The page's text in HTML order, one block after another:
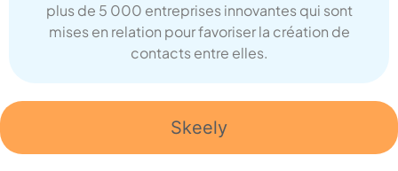
Skeely
plus de 5 000 entreprises innovantes qui sont
mises en relation pour favoriser la création de
contacts entre elles.